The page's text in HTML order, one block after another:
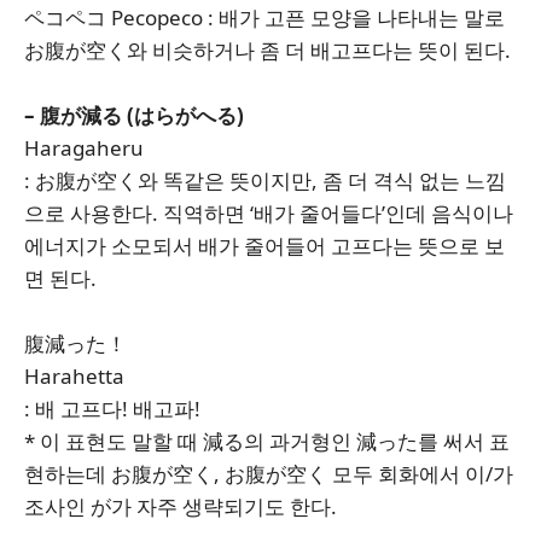
ペコペコ Pecopeco : 배가 고픈 모양을 나타내는 말로
お腹が空く와 비슷하거나 좀 더 배고프다는 뜻이 된다.
– 腹が減る (はらがへる)
Haragaheru
: お腹が空く와 똑같은 뜻이지만, 좀 더 격식 없는 느낌
으로 사용한다. 직역하면 ‘배가 줄어들다’인데 음식이나
에너지가 소모되서 배가 줄어들어 고프다는 뜻으로 보
면 된다.
腹減った！
Harahetta
: 배 고프다! 배고파!
* 이 표현도 말할 때 減る의 과거형인 減った를 써서 표
현하는데 お腹が空く, お腹が空く 모두 회화에서 이/가
조사인 が가 자주 생략되기도 한다.